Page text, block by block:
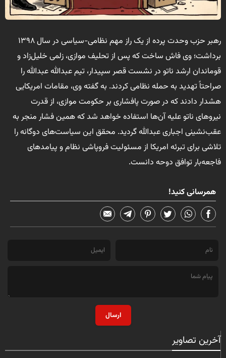
​رهبر حزب وحدت پرده از یک راز مهم نظامی-سیاسی در سال ۱۳۹۸
برداشت؛ وی فاش ساخت که پس از تحلیف موازی، زلمی خلیل‌زاد و
قوماندان ارشد ناتو در نشست قصر سپیدار، تیم عبدالله عبدالله را
صراحتاً تهدید به حمله نظامی کردند. به گفته وی، مقامات امریکایی
هشدار دادند که در صورت پافشاری بر حکومت موازی، از قدرت
نیروهای ناتو علیه آن‌ها استفاده خواهد شد که همین فشار منجر به
عقب‌نشینی اجباری عبدالله گردید. محقق این سیاست‌های دوگانه را
تلاشی برای تبرئه امریکا از مسئولیت فروپاشی نظام و پیامدهای
فاجعه‌بار توافق دوحه دانست.
همرسانی کنید!
ارسال
آخرین تصاویر